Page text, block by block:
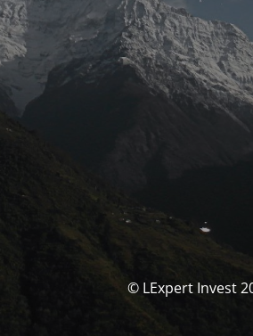
© LExpert Invest